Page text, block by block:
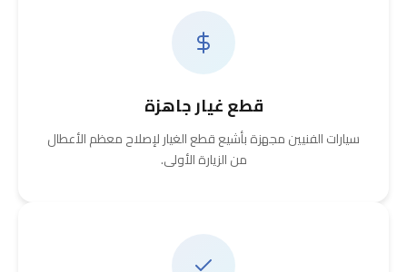
قطع غيار جاهزة
سيارات الفنيين مجهزة بأشيع قطع الغيار لإصلاح معظم الأعطال
من الزيارة الأولى.